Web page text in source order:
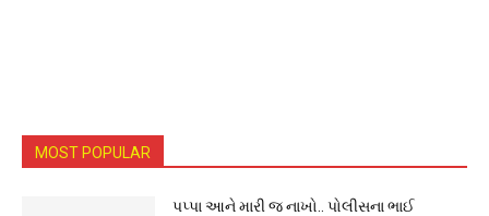
MOST POPULAR
પપ્પા આને મારી જ નાખો.. પોલીસના ભાઈ